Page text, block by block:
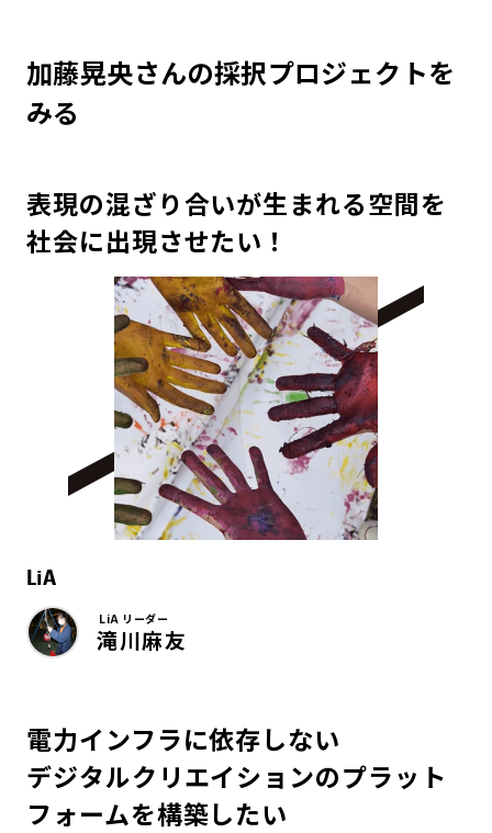
加藤晃央さんの採択プロジェクトを
みる
表現の混ざり合いが生まれる空間を
社会に出現させたい！
LiA
LiA リーダー
滝川麻友
電力インフラに依存しない
デジタルクリエイションのプラット
フォームを構築したい